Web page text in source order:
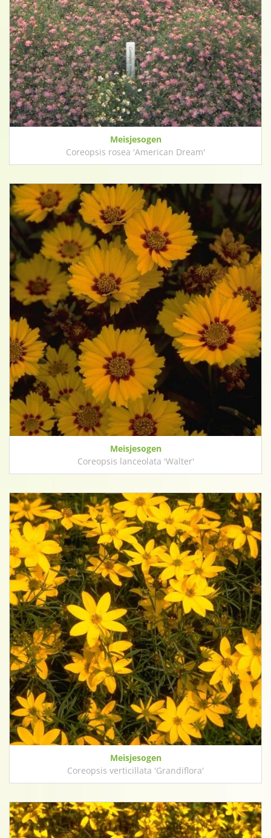
Meisjesogen
Coreopsis rosea 'American Dream'
Meisjesogen
Coreopsis lanceolata 'Walter'
Meisjesogen
Coreopsis verticillata 'Grandiflora'